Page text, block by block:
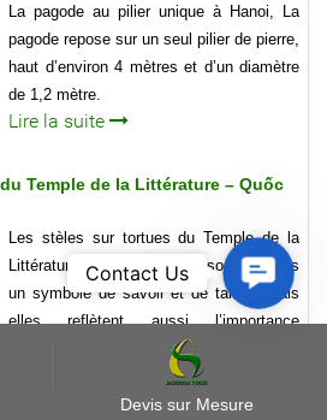
La pagode au pilier unique à Hanoi, La
pagode repose sur un seul pilier de pierre,
haut d’environ 4 mètres et d’un diamètre
de 1,2 mètre.
Lire la suite
Temple de la Littérature – Quốc
Les stèles sur tortues du Temple de la
Littérature - Quốc Tử Giám sont à la fois
un symbole de savoir et de talent, mais
elles reflètent aussi l’importance
Devis sur Mesure
Contact
Contact Us